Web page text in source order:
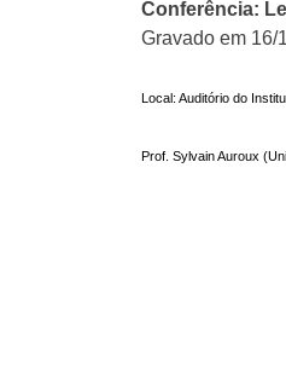
Conferência:
Gravado em 16/
Local: Auditório do
Prof. Sylvain Auroux